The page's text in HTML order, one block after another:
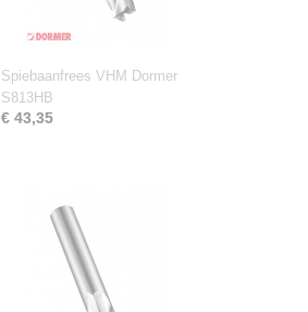
Spiebaanfrees VHM Dormer
S813HB
€ 43,35